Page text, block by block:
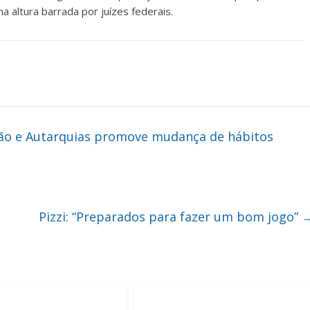
altura barrada por juízes federais.
e Autarquias promove mudança de hábitos
Pizzi: “Preparados para fazer um bom jogo”